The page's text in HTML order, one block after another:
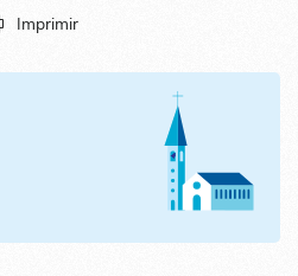
Imprimir